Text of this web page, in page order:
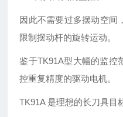
因此不需要过多摆动空间
限制摆动杆的旋转运动。
鉴于TK91A型大幅的监控
控重复精度的驱动电机。
TK91A 是理想的长刀具目